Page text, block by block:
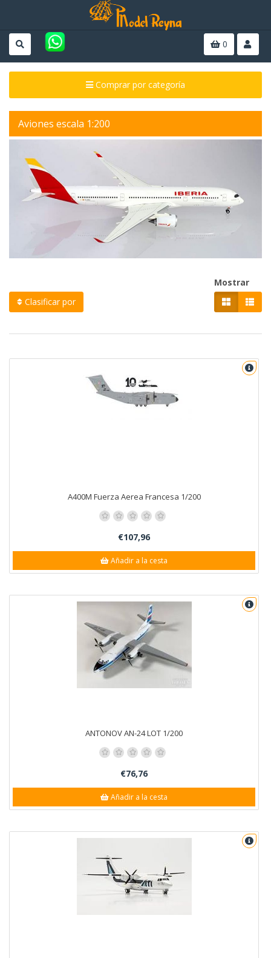
0
Comprar por categoría
Aviones escala 1:200
Clasificar por
Mostrar
A400M Fuerza Aerea Francesa 1/200
€107,96
Añadir a la cesta
ANTONOV AN-24 LOT 1/200
€76,76
Añadir a la cesta